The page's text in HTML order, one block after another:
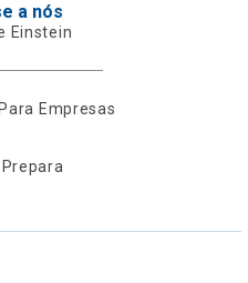
a nós
Einstein
Para Empresas